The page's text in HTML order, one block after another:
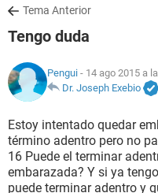
SALUD
FAMILIA
NUTRICIÓN
BIENESTAR
SEXUALIDAD
Tema Anterior
Tengo duda
Pengui - 14 ago 2015 a
Dr. Joseph Exebio
Estoy intentado quedar
término adentro pero no
16 Puede el terminar
embarazada? Y si ya
puede terminar adentro y